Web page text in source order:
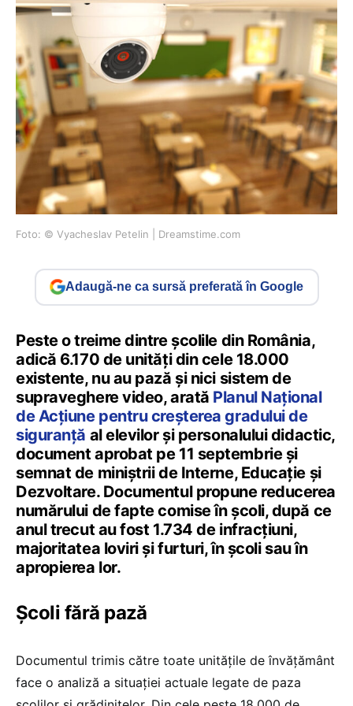
Foto: © Vyacheslav Petelin | Dreamstime.com
Adaugă-ne ca sursă preferată în Google
Peste o treime dintre școlile din România,
adică 6.170 de unități din cele 18.000
existente, nu au pază și nici sistem de
supraveghere video, arată Planul Național
de Acțiune pentru creșterea gradului de
siguranță al elevilor și personalului didactic,
document aprobat pe 11 septembrie și
semnat de miniștrii de Interne, Educație și
Dezvoltare. Documentul propune reducerea
numărului de fapte comise în școli, după ce
anul trecut au fost 1.734 de infracțiuni,
majoritatea loviri și furturi, în școli sau în
apropierea lor.
Școli fără pază
Documentul trimis către toate unitățile de învățământ
face o analiză a situației actuale legate de paza